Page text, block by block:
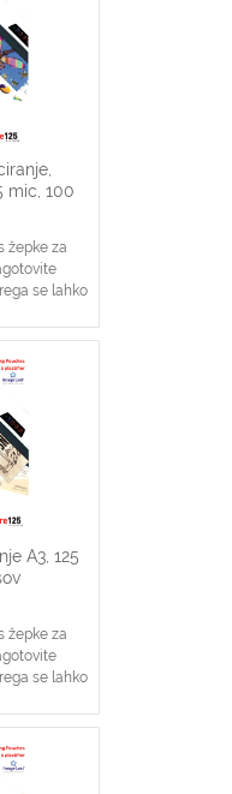
mic, 100
žepke za
se lahko
navodila
zaščite
A3, 125
žepke za
se lahko
navodila
zaščite